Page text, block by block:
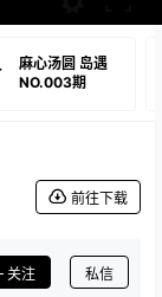
麻心汤圆 岛遇
NO.003期
前往下载
关注 私信